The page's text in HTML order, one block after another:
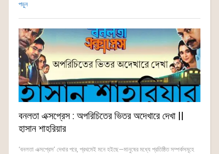
পড়ুন
বনলতা এক্সপ্রেস : অপরিচিতের ভিতর অদেখারে দেখা ||
হাসান শাহরিয়ার
‘বনলতা এক্সপ্রেস’ দেখার পরে, প্রথমেই মনে হইছে—মানুষের মধ্যে প্রতিষ্ঠিত সম্পর্কসমূহে